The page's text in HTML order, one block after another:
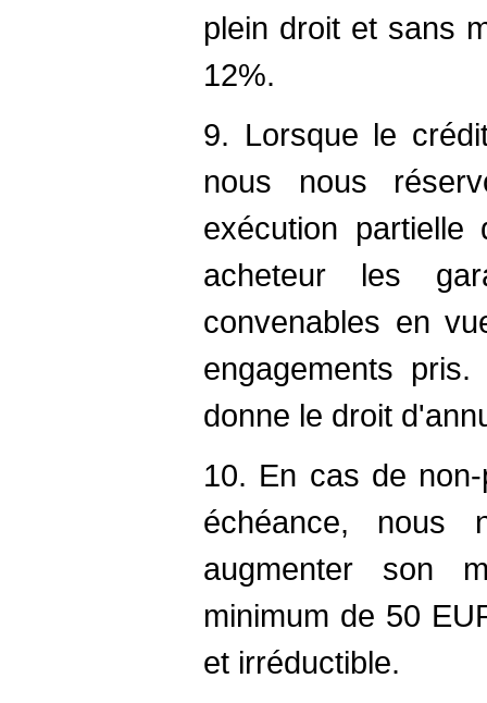
plein droit et sans
12%.
9. Lorsque le
nous nous
exécution
acheteur les
convenables en
engagements
donne le droit
10. En cas de
échéance, nous
augmenter son
minimum de 50
et irréductible.